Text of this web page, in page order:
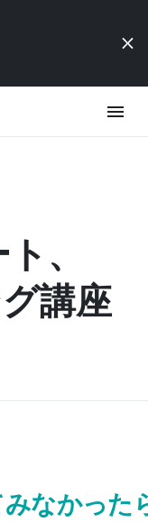
、
講座
なかった